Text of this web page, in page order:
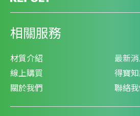
相關服務
材質介紹
最新
線上購買
得寶
關於我們
聯絡